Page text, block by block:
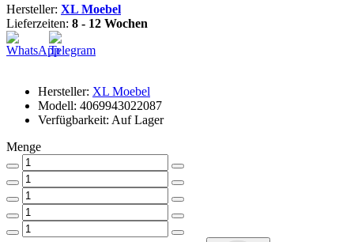
Hersteller: XL Moebel
Lieferzeiten: 8 - 12 Wochen
Hersteller: XL Moebel
Modell: 4069943022087
Verfügbarkeit: Auf Lager
Menge